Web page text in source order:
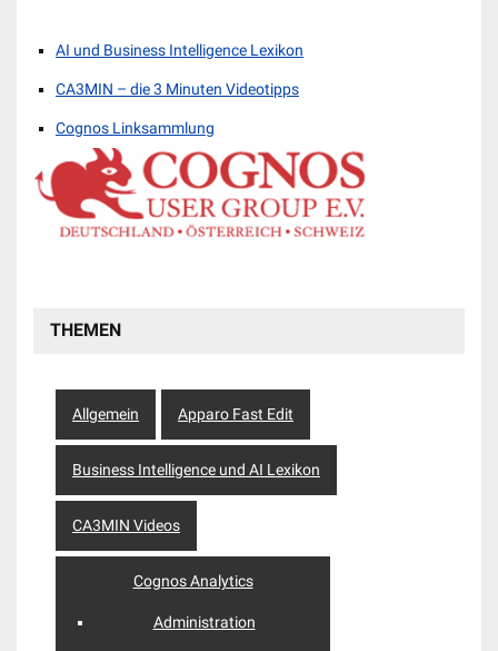
AI und Business Intelligence Lexikon
CA3MIN – die 3 Minuten Videotipps
Cognos Linksammlung
THEMEN
Allgemein Apparo Fast Edit
Business Intelligence und AI Lexikon
CA3MIN Videos
Cognos Analytics
Administration